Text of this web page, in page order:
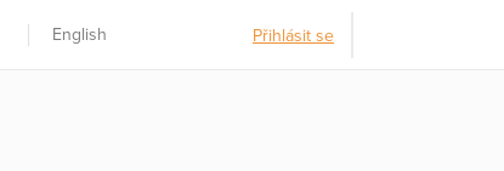
English Přihlásit se